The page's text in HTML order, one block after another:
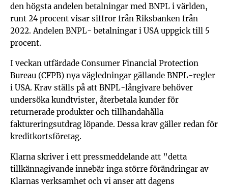
den högsta andelen betalningar med BNPL i världen,
runt 24 procent visar siffror från Riksbanken från
2022. Andelen BNPL- betalningar i USA uppgick till 5
procent.
I veckan utfärdade Consumer Financial Protection
Bureau (CFPB) nya vägledningar gällande BNPL-regler
i USA. Krav ställs på att BNPL-långivare behöver
undersöka kundtvister, återbetala kunder för
returnerade produkter och tillhandahålla
faktureringsutdrag löpande. Dessa krav gäller redan för
kreditkortsföretag.
Klarna skriver i ett pressmeddelande att ”detta
tillkännagivande innebär inga större förändringar av
Klarnas verksamhet och vi anser att dagens